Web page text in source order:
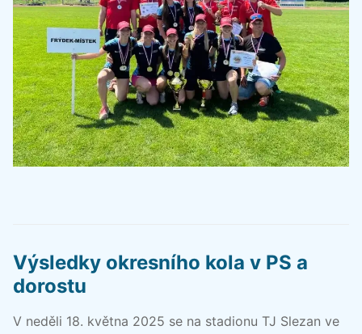
Výsledky okresního kola v PS a
dorostu
V neděli 18. května 2025 se na stadionu TJ Slezan ve